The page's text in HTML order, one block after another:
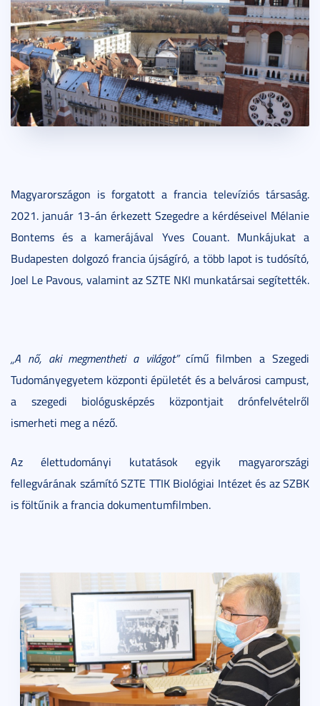
Magyarországon is forgatott a francia televíziós társaság.
2021. január 13-án érkezett Szegedre a kérdéseivel Mélanie
Bontems és a kamerájával Yves Couant. Munkájukat a
Budapesten dolgozó francia újságíró, a több lapot is tudósító,
Joel Le Pavous, valamint az SZTE NKI munkatársai segítették.
„A nő, aki megmentheti a világot”című filmben a Szegedi
Tudományegyetem központi épületét és a belvárosi campust,
a szegedi biológusképzés központjait drónfelvételről
ismerheti meg a néző.
Az élettudományi kutatások egyik magyarországi
fellegvárának számító SZTE TTIK Biológiai Intézet és az SZBK
is föltűnik a francia dokumentumfilmben.